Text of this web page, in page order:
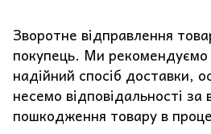
Зворотне відправлення
покупець. Ми рекомендуємо
надійний спосіб доставки,
несемо відповідальності за
пошкодження товару в